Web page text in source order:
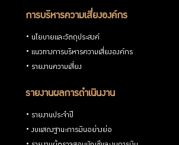
การบริหารความเสี่ยงองค์กร
นโยบายและวัตถุประสงค์
แนวทางการบริหารความเสี่ยงองค์กร
รายงานความเสี่ยง
รายงานผลการดำเนินงาน
รายงานประจำปี
งบแสดงฐานะการเงินอย่างย่อ